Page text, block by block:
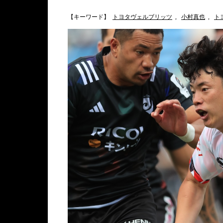
【キーワード】 トヨタヴェルブリッツ , 小村真也 , ト